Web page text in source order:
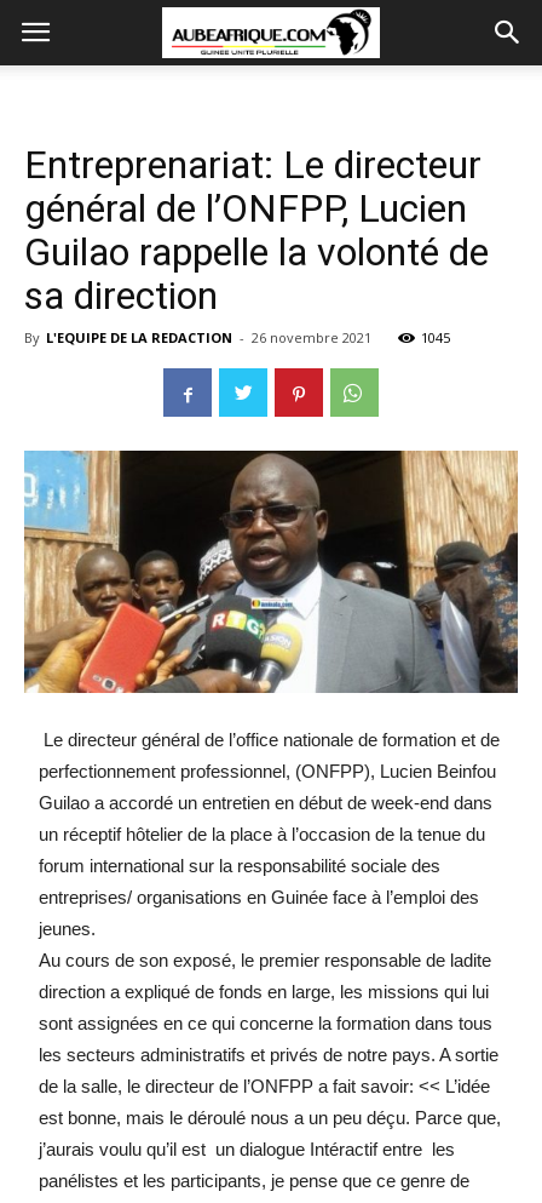
Entreprenariat: Le directeur
général de l’ONFPP, Lucien
Guilao rappelle la volonté de
sa direction
By L'EQUIPE DE LA REDACTION - 26 novembre 2021 1045
Le directeur général de l’office nationale de formation et de
perfectionnement professionnel, (ONFPP), Lucien Beinfou
Guilao a accordé un entretien en début de week-end dans
un réceptif hôtelier de la place à l’occasion de la tenue du
forum international sur la responsabilité sociale des
entreprises/ organisations en Guinée face à l’emploi des
jeunes.
Au cours de son exposé, le premier responsable de ladite
direction a expliqué de fonds en large, les missions qui lui
sont assignées en ce qui concerne la formation dans tous
les secteurs administratifs et privés de notre pays. A sortie
de la salle, le directeur de l’ONFPP a fait savoir: << L’idée
est bonne, mais le déroulé nous a un peu déçu. Parce que,
j’aurais voulu qu’il est un dialogue Intéractif entre les
panélistes et les participants, je pense que ce genre de